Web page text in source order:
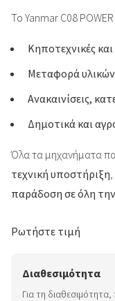
Το Yanmar C08 POWER
Κηποτεχνικές
Μεταφορά
Ανακαινίσεις,
Δημοτικά και
Όλα τα μηχανήματα
τεχνική υποστήριξη
παράδοση σε όλη
Ρωτήστε τιμή
Διαθεσιμότητα
Για τη